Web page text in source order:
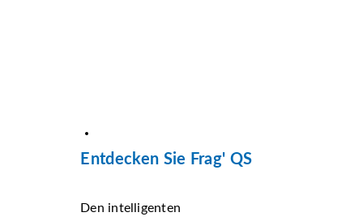
Entdecken Sie Frag' QS
Den intelligenten